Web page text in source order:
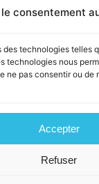
consentement
technologies
technologies nous
ne pas consentir ou
Accepter
Refuser